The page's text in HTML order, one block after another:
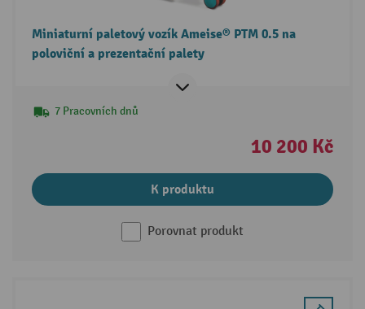
Miniaturní paletový vozík Ameise® PTM 0.5 na
poloviční a prezentační palety
7 Pracovních dnů
10 200 Kč
K produktu
Porovnat produkt